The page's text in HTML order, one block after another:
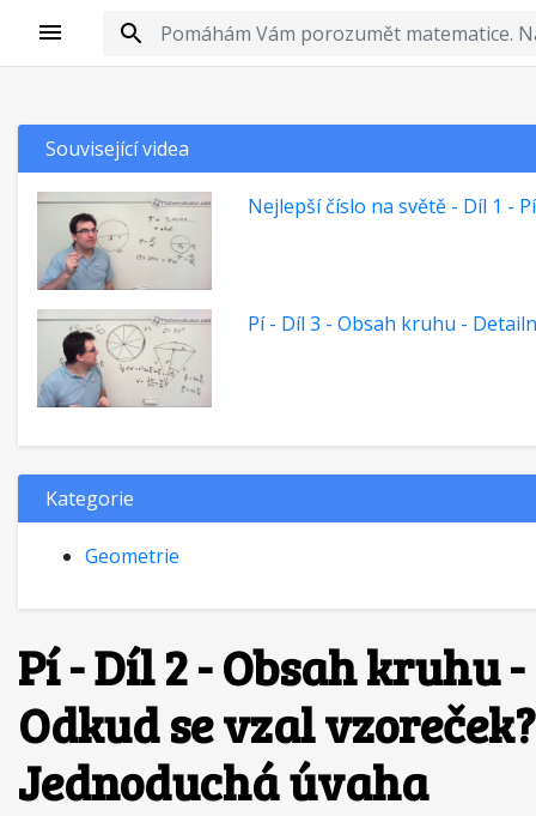
Pí - Díl 2 - Obsah kruhu -
Odkud se vzal vzoreček?
Jednoduchá úvaha
Související videa
Nejlepší číslo na světě - Díl 1 -
Pí - Díl 3 - Obsah kruhu -
Kategorie
Geometrie